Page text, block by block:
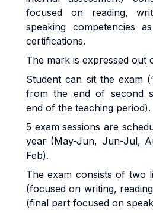
focused on reading,
speaking competencies
certifications.
The mark is expressed out
Student can sit the exam
from the end of second
end of the teaching period).
5 exam sessions are
year (May-Jun, Jun-Jul,
Feb).
The exam consists of two
(focused on writing,
(final part focused on